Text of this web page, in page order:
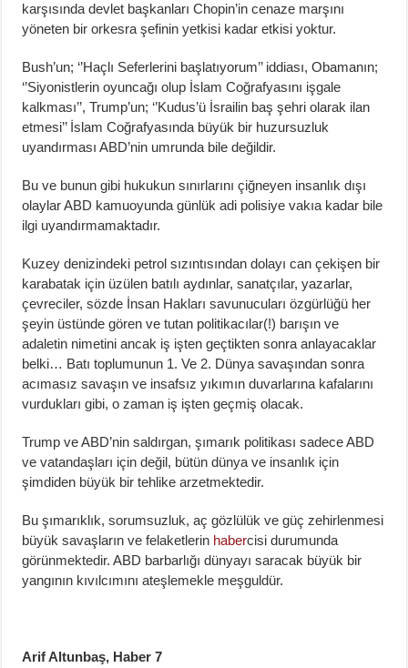
karşısında devlet başkanları Chopin’in cenaze marşını
yöneten bir orkesra şefinin yetkisi kadar etkisi yoktur.
Bush’un; ‘’Haçlı Seferlerini başlatıyorum’’ iddiası, Obamanın;
‘’Siyonistlerin oyuncağı olup İslam Coğrafyasını işgale
kalkması’’, Trump’un; ‘’Kudus’ü İsrailin baş şehri olarak ilan
etmesi’’ İslam Coğrafyasında büyük bir huzursuzluk
uyandırması ABD’nin umrunda bile değildir.
Bu ve bunun gibi hukukun sınırlarını çiğneyen insanlık dışı
olaylar ABD kamuoyunda günlük adi polisiye vakıa kadar bile
ilgi uyandırmamaktadır.
Kuzey denizindeki petrol sızıntısından dolayı can çekişen bir
karabatak için üzülen batılı aydınlar, sanatçılar, yazarlar,
çevreciler, sözde İnsan Hakları savunucuları özgürlüğü her
şeyin üstünde gören ve tutan politikacılar(!) barışın ve
adaletin nimetini ancak iş işten geçtikten sonra anlayacaklar
belki… Batı toplumunun 1. Ve 2. Dünya savaşından sonra
acımasız savaşın ve insafsız yıkımın duvarlarına kafalarını
vurdukları gibi, o zaman iş işten geçmiş olacak.
Trump ve ABD’nin saldırgan, şımarık politikası sadece ABD
ve vatandaşları için değil, bütün dünya ve insanlık için
şimdiden büyük bir tehlike arzetmektedir.
Bu şımarıklık, sorumsuzluk, aç gözlülük ve güç zehirlenmesi
büyük savaşların ve felaketlerin habercisi durumunda
görünmektedir. ABD barbarlığı dünyayı saracak büyük bir
yangının kıvılcımını ateşlemekle meşguldür.
Arif Altunbaş, Haber 7